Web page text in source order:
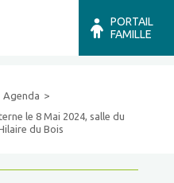
PORTAIL
FAMILLE
Agenda
le 8 Mai 2024, salle du
du Bois